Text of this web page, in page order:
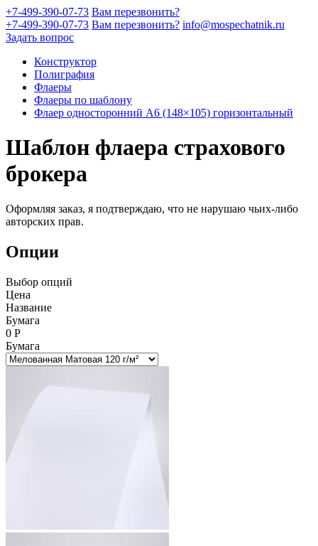
+7-499-390-07-73 Вам перезвонить?
+7-499-390-07-73 Вам перезвонить? info@mospechatnik.ru
Задать вопрос
Конструктор
Полиграфия
Флаеры
Флаеры по шаблону
Флаер односторонний A6 (148×105) горизонтальный
Шаблон флаера страхового
брокера
Оформляя заказ, я подтверждаю, что не нарушаю чьих-либо
авторских прав.
Опции
Выбор опций
Цена
Название
Бумага
0 Р
Бумага